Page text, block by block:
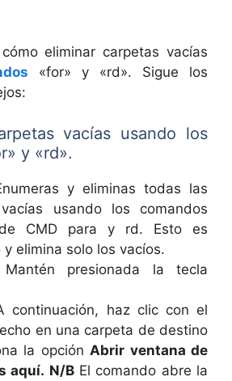
eliminar carpetas vacías
«for» y «rd». Sigue los
vacías usando los
y «rd».
y eliminas todas las
usando los comandos
CMD para y rd. Esto es
y elimina solo los vacíos.
presionada la tecla
continuación, haz clic con el
en una carpeta de destino
la opción Abrir ventana de
aquí. N/BEl comando abre la